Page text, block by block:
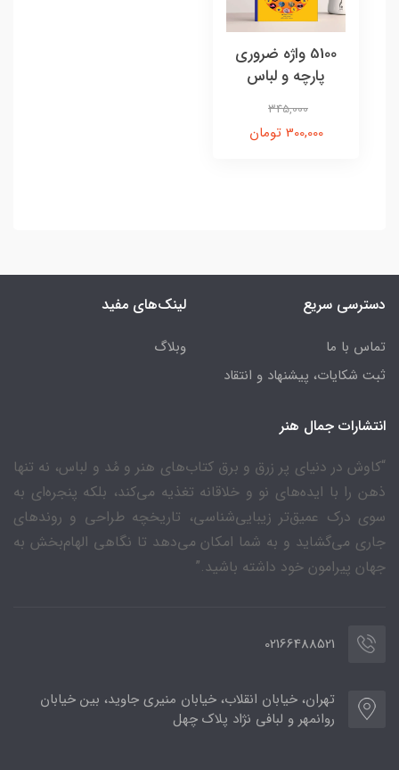
5100 واژه ضروری
پارچه و لباس
345,000
300,000 تومان
دسترسی سریع
تماس با ما
ثبت شکایات، پیشنهاد و انتقاد
لینک‌های مفید
وبلاگ
انتشارات جمال هنر
“کاوش در دنیای پر زرق و برق کتاب‌های هنر و مُد و لباس، نه تنها
ذهن را با ایده‌های نو و خلاقانه تغذیه می‌کند، بلکه پنجره‌ای به
سوی درک عمیق‌تر زیبایی‌شناسی، تاریخچه طراحی و روندهای
جاری می‌گشاید و به شما امکان می‌دهد تا نگاهی الهام‌بخش به
جهان پیرامون خود داشته باشید.”
02166488521
تهران، خیابان انقلاب، خیابان منیری جاوید، بین خیابان
روانمهر و لبافی نژاد پلاک چهل